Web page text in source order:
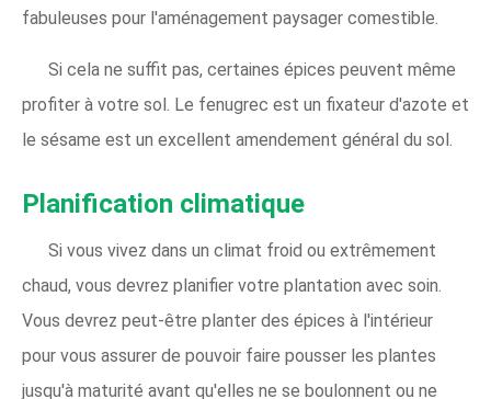
fabuleuses pour l'aménagement paysager comestible.
Si cela ne suffit pas, certaines épices peuvent même
profiter à votre sol. Le fenugrec est un fixateur d'azote et
le sésame est un excellent amendement général du sol.
Planification climatique
Si vous vivez dans un climat froid ou extrêmement
chaud, vous devrez planifier votre plantation avec soin.
Vous devrez peut-être planter des épices à l'intérieur
pour vous assurer de pouvoir faire pousser les plantes
jusqu'à maturité avant qu'elles ne se boulonnent ou ne